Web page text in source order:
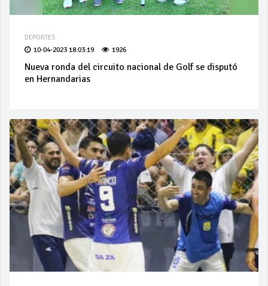
DEPORTES
10-04-2023 18:03:19 1926
Nueva ronda del circuito nacional de Golf se disputó
en Hernandarias